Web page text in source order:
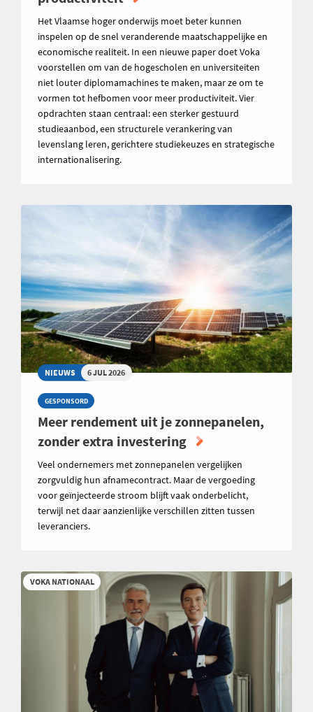
Het Vlaamse hoger onderwijs moet beter kunnen
inspelen op de snel veranderende maatschappelijke en
economische realiteit. In een nieuwe paper doet Voka
voorstellen om van de hogescholen en universiteiten
niet louter diplomamachines te maken, maar ze om te
vormen tot hefbomen voor meer productiviteit. Vier
opdrachten staan centraal: een sterker gestuurd
studieaanbod, een structurele verankering van
levenslang leren, gerichtere studiekeuzes en strategische
internationalisering.
NIEUWS 6 JUL 2026
GESPONSORD
Meer rendement uit je zonnepanelen,
zonder extra investering
Veel ondernemers met zonnepanelen vergelijken
zorgvuldig hun afnamecontract. Maar de vergoeding
voor geïnjecteerde stroom blijft vaak onderbelicht,
terwijl net daar aanzienlijke verschillen zitten tussen
leveranciers.
VOKA NATIONAAL